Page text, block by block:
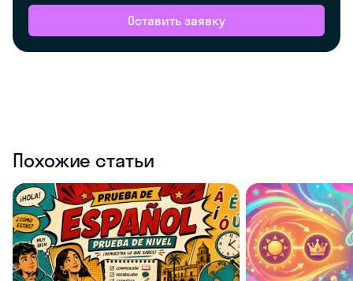
Оставить заявку
Похожие статьи